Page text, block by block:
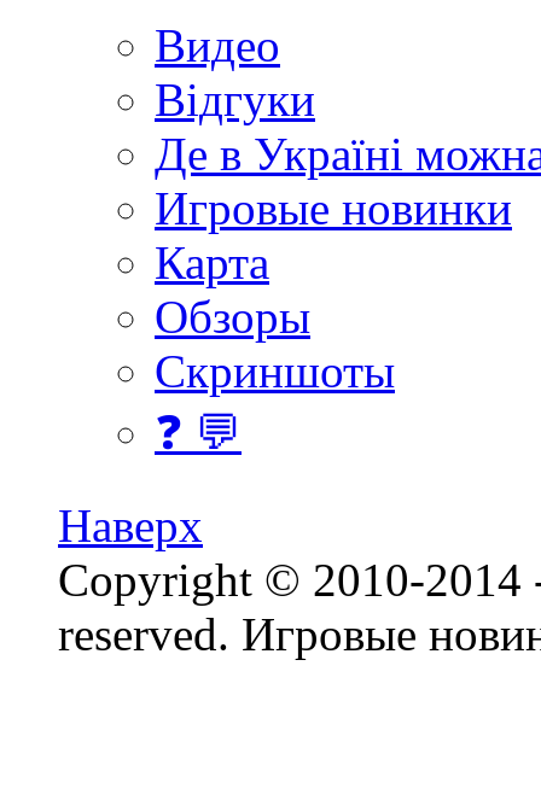
Видео
Відгуки
Де в Україні
Игровые новинки
Карта
Обзоры
Скриншоты
❓ 💬
Наверх
Copyright © 2010-2014
reserved. Игровые